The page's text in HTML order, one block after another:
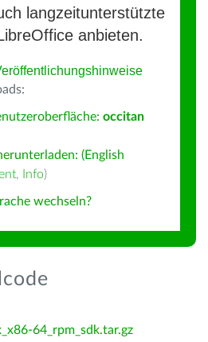
langzeitunterstützte
anbieten.
occitan
(English
, Info)
wechseln?
64_rpm_sdk.tar.gz